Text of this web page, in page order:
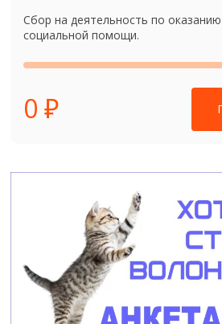
Сбор на деятельность по
социальной помощи.
0 ₽